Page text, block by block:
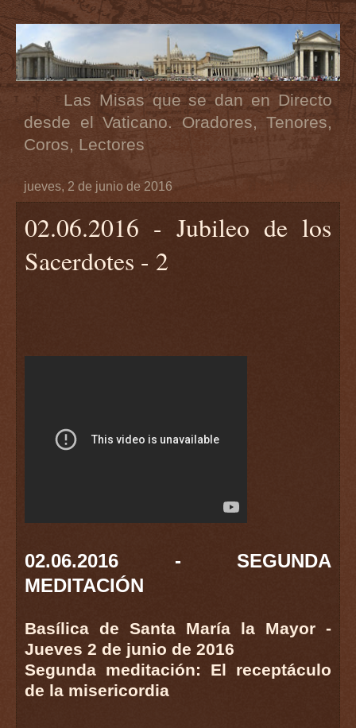
Las Misas que se dan en Directo
desde el Vaticano. Oradores, Tenores,
Coros, Lectores
jueves, 2 de junio de 2016
02.06.2016 - Jubileo de los
Sacerdotes - 2
02.06.2016 - SEGUNDA
MEDITACIÓN
Basílica de Santa María la Mayor -
Jueves 2 de junio de 2016
Segunda meditación: El receptáculo
de la misericordia